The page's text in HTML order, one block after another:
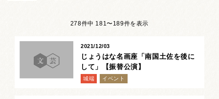
文化遺産
お祭りカレンダー
278件中 181〜189件を表示
2021/12/03
じょうはな名画座「南国土佐を後に
して」【振替公演】
城端 イベント